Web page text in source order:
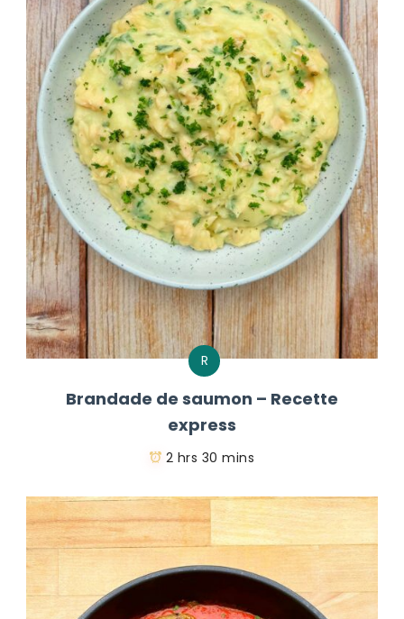
R
Brandade de saumon – Recette
express
2 hrs 30 mins